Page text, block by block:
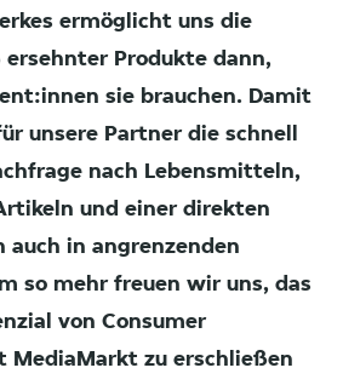
ermöglicht uns die
ersehnter Produkte dann,
sie brauchen. Damit
unsere Partner die schnell
nach Lebensmitteln,
und einer direkten
auch in angrenzenden
so mehr freuen wir uns, das
von Consumer
MediaMarkt zu erschließen